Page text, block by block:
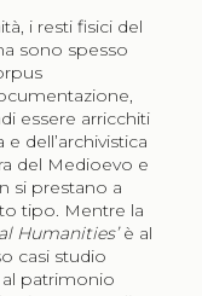
i resti fisici del
sono spesso
essere arricchiti
dell’archivistica
del Medioevo e
si prestano a
tipo. Mentre la
Humanities’è al
casi studio
patrimonio